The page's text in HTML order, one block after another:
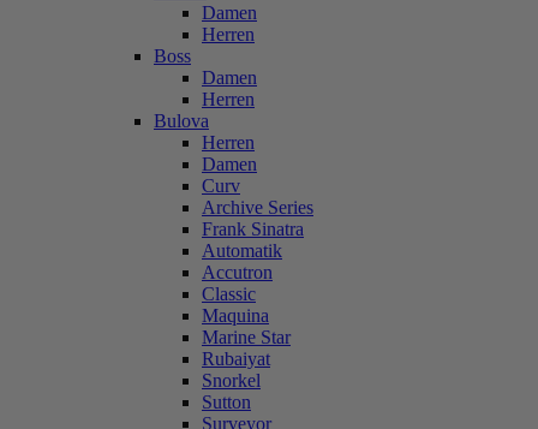
Damen
Herren
Boss
Damen
Herren
Bulova
Herren
Damen
Curv
Archive Series
Frank Sinatra
Automatik
Accutron
Classic
Maquina
Marine Star
Rubaiyat
Snorkel
Sutton
Surveyor